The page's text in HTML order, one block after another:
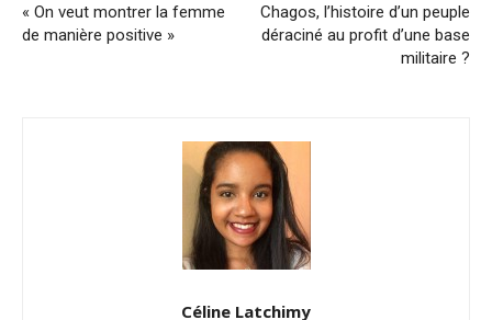
« On veut montrer la femme
de manière positive »
Chagos, l’histoire d’un peuple
déraciné au profit d’une base
militaire ?
Céline Latchimy